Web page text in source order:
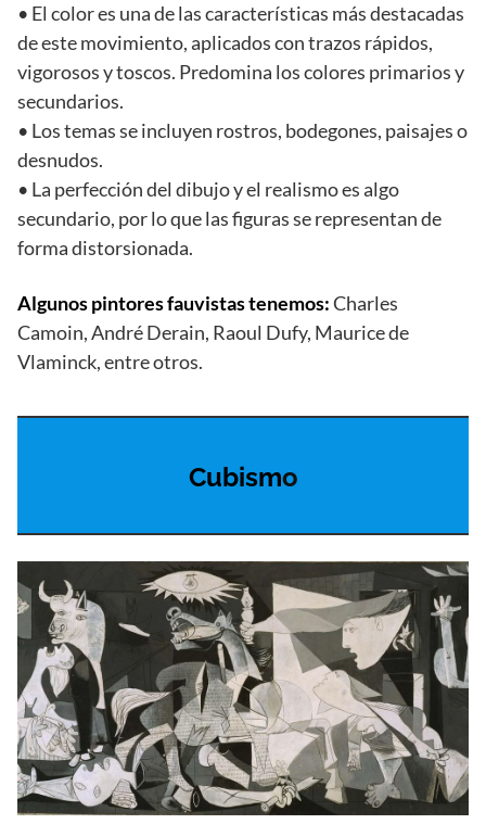
• El color es una de las características más destacadas
de este movimiento, aplicados con trazos rápidos,
vigorosos y toscos. Predomina los colores primarios y
secundarios.
• Los temas se incluyen rostros, bodegones, paisajes o
desnudos.
• La perfección del dibujo y el realismo es algo
secundario, por lo que las figuras se representan de
forma distorsionada.
Algunos pintores fauvistas tenemos:Charles
Camoin, André Derain, Raoul Dufy, Maurice de
Vlaminck, entre otros.
Cubismo